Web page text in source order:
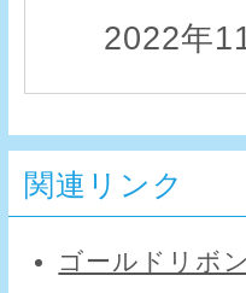
2022年
関連リンク
ゴールドリボ